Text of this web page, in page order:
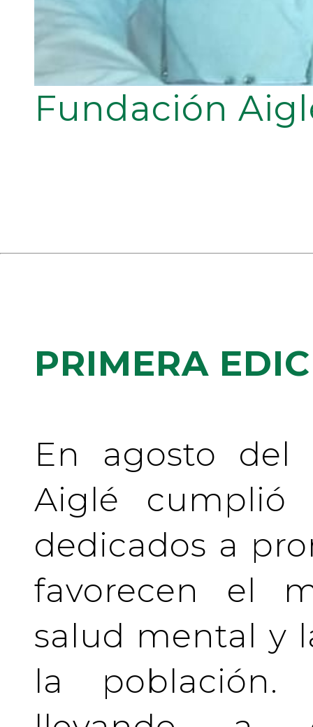
Fundación
PRIMERA
En agosto del
Aiglé
dedicados a
favorecen el
salud mental y
la población.